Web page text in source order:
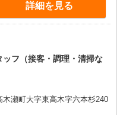
詳細を見る
フ（接客・調理・清掃な
木瀬町大字東高木字六本杉240